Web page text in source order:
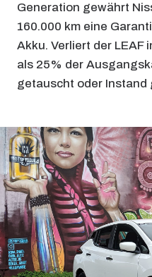
Generation gewährt
160.000 km eine
Akku. Verliert der LEAF
als 25% der
getauscht oder Instand